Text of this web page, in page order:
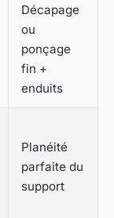
Décapage
ou
ponçage
fin +
enduits
Planéité
parfaite du
support